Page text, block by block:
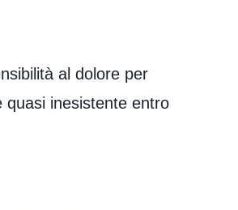
al dolore per
quasi inesistente entro